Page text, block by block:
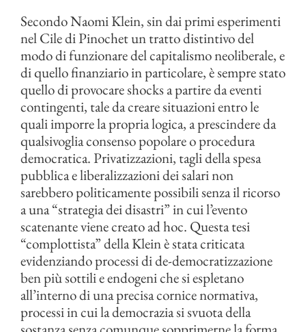
Secondo Naomi Klein, sin dai primi esperimenti
nel Cile di Pinochet un tratto distintivo del
modo di funzionare del capitalismo neoliberale, e
di quello finanziario in particolare, è sempre stato
quello di provocare shocks a partire da eventi
contingenti, tale da creare situazioni entro le
quali imporre la propria logica, a prescindere da
qualsivoglia consenso popolare o procedura
democratica. Privatizzazioni, tagli della spesa
pubblica e liberalizzazioni dei salari non
sarebbero politicamente possibili senza il ricorso
a una “strategia dei disastri” in cui l’evento
scatenante viene creato ad hoc. Questa tesi
“complottista” della Klein è stata criticata
evidenziando processi di de-democratizzazione
ben più sottili e endogeni che si espletano
all’interno di una precisa cornice normativa,
processi in cui la democrazia si svuota della